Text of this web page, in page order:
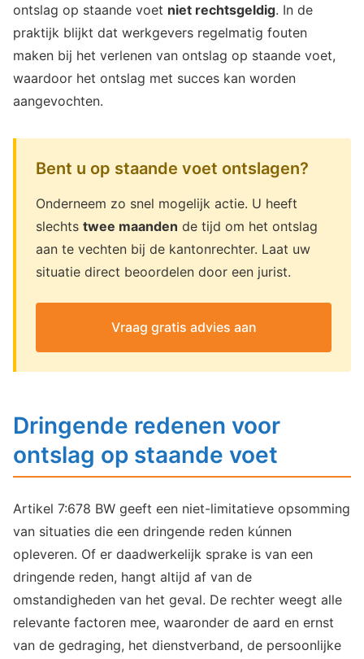
ontslag op staande voet niet rechtsgeldig. In de
praktijk blijkt dat werkgevers regelmatig fouten
maken bij het verlenen van ontslag op staande voet,
waardoor het ontslag met succes kan worden
aangevochten.
Bent u op staande voet ontslagen?
Onderneem zo snel mogelijk actie. U heeft
slechts twee maanden de tijd om het ontslag
aan te vechten bij de kantonrechter. Laat uw
situatie direct beoordelen door een jurist.
Vraag gratis advies aan
Dringende redenen voor
ontslag op staande voet
Artikel 7:678 BW geeft een niet-limitatieve opsomming
van situaties die een dringende reden kúnnen
opleveren. Of er daadwerkelijk sprake is van een
dringende reden, hangt altijd af van de
omstandigheden van het geval. De rechter weegt alle
relevante factoren mee, waaronder de aard en ernst
van de gedraging, het dienstverband, de persoonlijke